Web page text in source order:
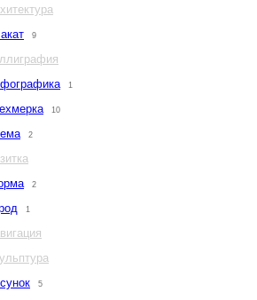
9
1
10
2
2
1
5